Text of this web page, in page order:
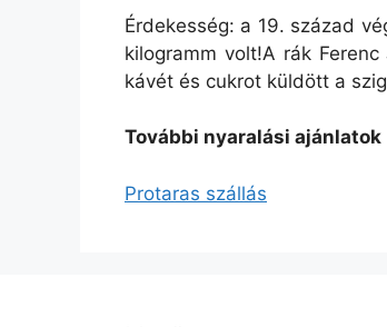
Érdekesség: a 19. század
kilogramm volt!A rák
kávét és cukrot küldött a
További nyaralási ajánlatok
Protaras szállás